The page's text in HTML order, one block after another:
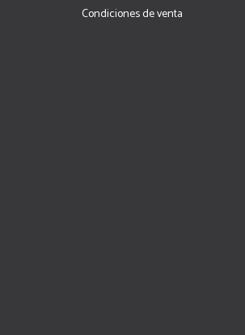
Condiciones de venta